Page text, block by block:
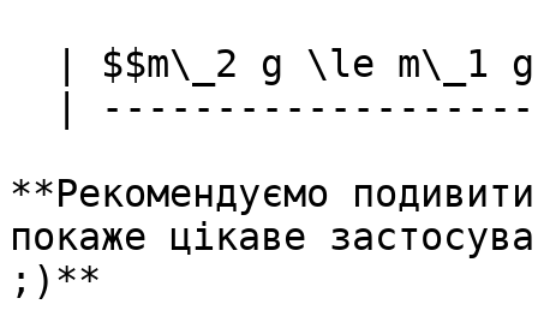
**Рекомендуємо
покаже цікаве